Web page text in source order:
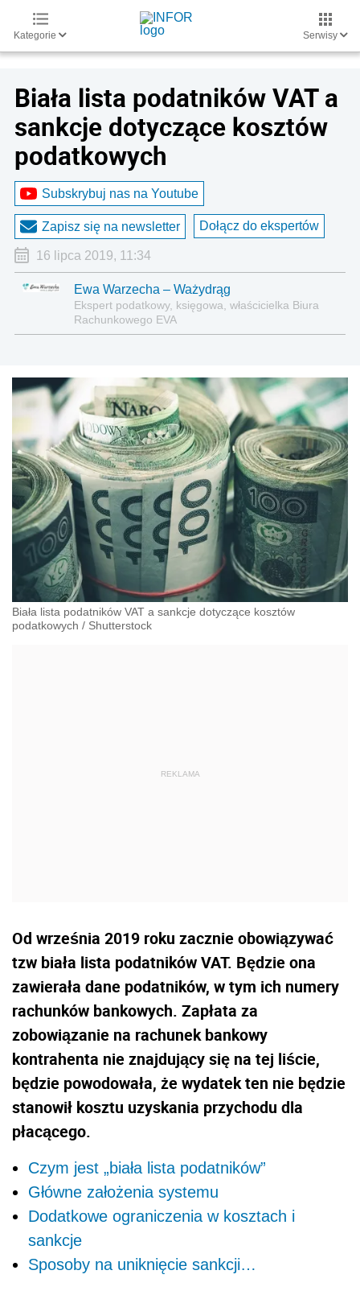
Kategorie Serwisy
Biała lista podatników VAT a
sankcje dotyczące kosztów
podatkowych
Subskrybuj nas na Youtube
Zapisz się na newsletter Dołącz do ekspertów
16 lipca 2019, 11:34
Ewa Warzecha – Ważydrąg
Ekspert podatkowy, księgowa, właścicielka Biura
Rachunkowego EVA
Biała lista podatników VAT a sankcje dotyczące kosztów
podatkowych / Shutterstock
Od września 2019 roku zacznie obowiązywać
tzw biała lista podatników VAT. Będzie ona
zawierała dane podatników, w tym ich numery
rachunków bankowych. Zapłata za
zobowiązanie na rachunek bankowy
kontrahenta nie znajdujący się na tej liście,
będzie powodowała, że wydatek ten nie będzie
stanowił kosztu uzyskania przychodu dla
płacącego.
Czym jest „biała lista podatników”
Główne założenia systemu
Dodatkowe ograniczenia w kosztach i
sankcje
Sposoby na uniknięcie sankcji…